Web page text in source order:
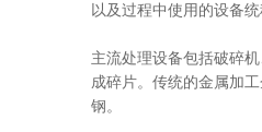
以及过程中使用的设备
主流处理设备包括破碎
成碎片。传统的金属加
钢。